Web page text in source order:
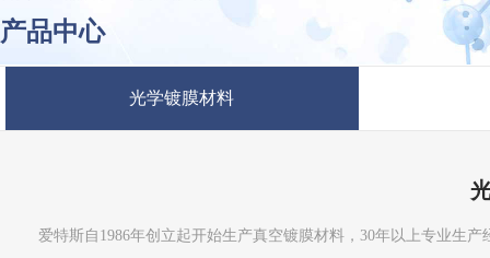
产品中心
光学镀膜材料
爱特斯自1986年创立起开始生产真空镀膜材料，30年以上专业生